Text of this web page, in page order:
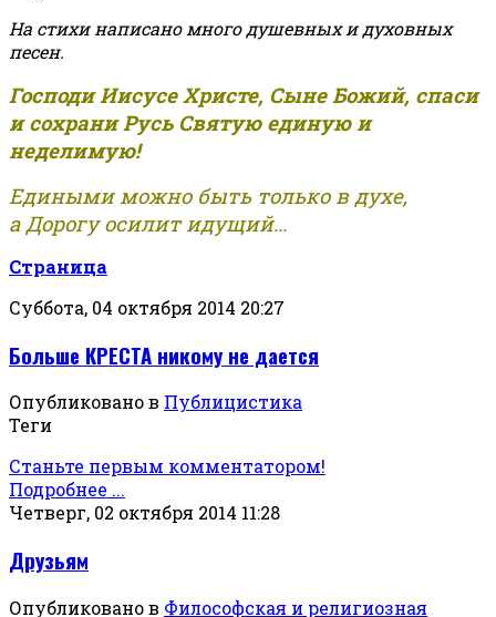
На стихи написано много душевных и духовных
песен.
Господи Иисусе Христе, Сыне Божий, спаси
и сохрани Русь Святую единую и
неделимую!
Едиными можно быть только в духе,
а Дорогу осилит идущий...
Страница
Суббота, 04 октября 2014 20:27
Больше КРЕСТА никому не дается
Опубликовано в Публицистика
Теги
Станьте первым комментатором!
Подробнее ...
Четверг, 02 октября 2014 11:28
Друзьям
Опубликовано в Философская и религиозная